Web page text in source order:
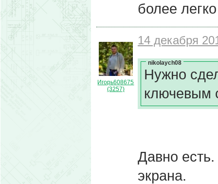
более
Игорь608675
(3257)
14 декабря
nikolaych08
Нужно
ключевым
Давно
экрана.